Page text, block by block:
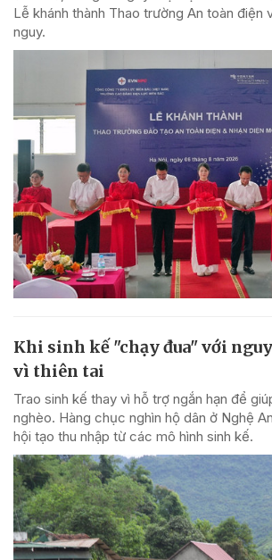
Lễ khánh thành Thao trường An toàn điện
nguy.
Khi sinh kế "chạy đua" với
vì thiên tai
Trao sinh kế thay vì hỗ trợ ngắn hạn để
nghèo. Hàng chục nghìn hộ dân ở Nghệ
hội tạo thu nhập từ các mô hình sinh kế.